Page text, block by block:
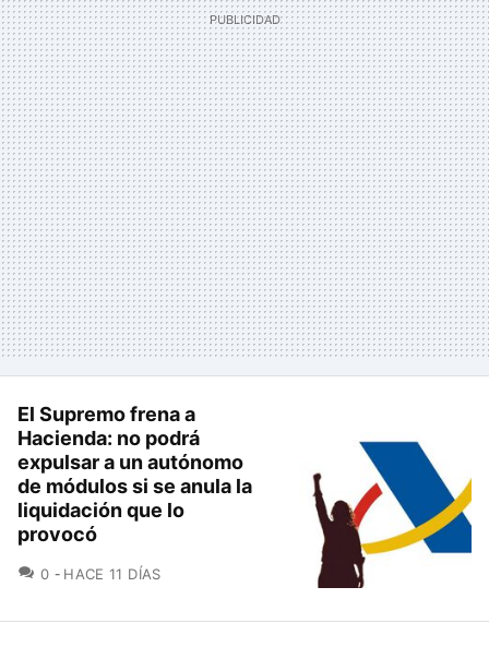
El Supremo frena a
Hacienda: no podrá
expulsar a un autónomo
de módulos si se anula la
liquidación que lo
provocó
0 COMENTARIOS
HACE 11 DÍAS